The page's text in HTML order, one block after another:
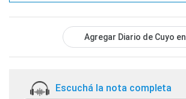
Agregar Diario de Cuyo en
Escuchá la nota completa